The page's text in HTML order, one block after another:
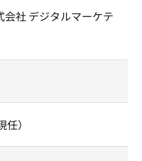
社 デジタルマーケテ
）